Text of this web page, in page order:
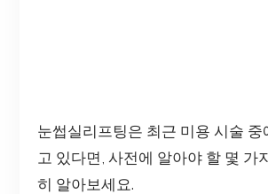
눈썹실리프팅은 최근 미용 시술
고 있다면, 사전에 알아야 할 몇 가
히 알아보세요.